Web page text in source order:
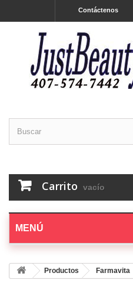
Contáctenos
Carrito vacío
MENÚ
Productos Farmavita